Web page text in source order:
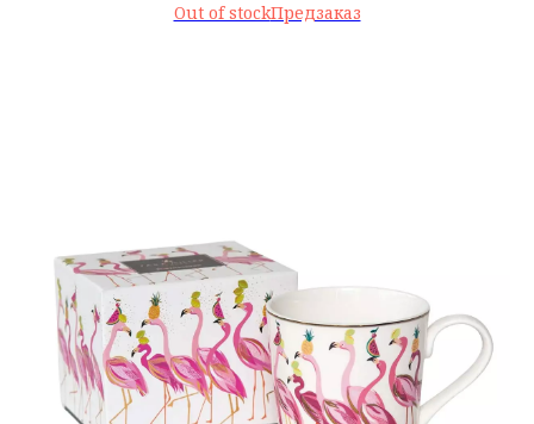
Out of stock